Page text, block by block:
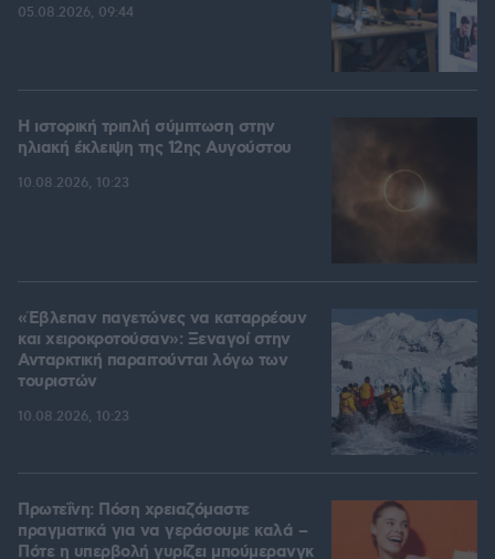
05.08.2026, 09:44
Η ιστορική τριπλή σύμπτωση στην
ηλιακή έκλειψη της 12ης Αυγούστου
10.08.2026, 10:23
«Έβλεπαν παγετώνες να καταρρέουν
και χειροκροτούσαν»: Ξεναγοί στην
Ανταρκτική παραιτούνται λόγω των
τουριστών
10.08.2026, 10:23
Πρωτεΐνη: Πόση χρειαζόμαστε
πραγματικά για να γεράσουμε καλά –
Πότε η υπερβολή γυρίζει μπούμερανγκ